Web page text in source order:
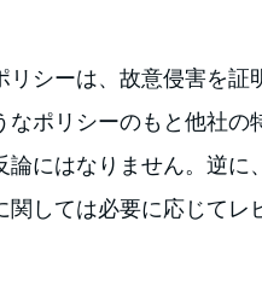
シーは、故意侵害を証
ポリシーのもと他社の
にはなりません。逆に
しては必要に応じてレ